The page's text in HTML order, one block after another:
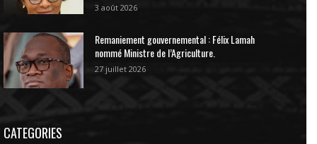
3 août 2026
Remaniement gouvernemental : Félix Lamah
nommé Ministre de l’Agriculture.
27 juillet 2026
CATEGORIES